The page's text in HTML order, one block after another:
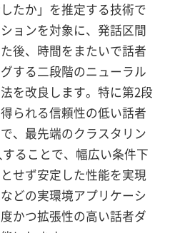
たか」を推定する技術で
ョンを対象に、発話区間
後、時間をまたいで話者
する二段階のニューラル
を改良します。特に第2段
られる信頼性の低い話者
、最先端のクラスタリン
ることで、幅広い条件下
せず安定した性能を実現
どの実環境アプリケーシ
かつ拡張性の高い話者ダ